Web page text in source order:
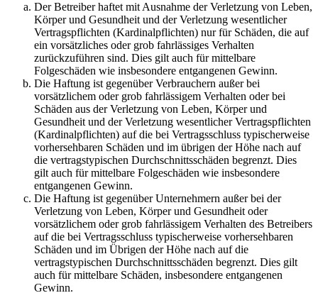
Der Betreiber haftet mit Ausnahme der Verletzung von Leben,
Körper und Gesundheit und der Verletzung wesentlicher
Vertragspflichten (Kardinalpflichten) nur für Schäden, die auf
ein vorsätzliches oder grob fahrlässiges Verhalten
zurückzuführen sind. Dies gilt auch für mittelbare
Folgeschäden wie insbesondere entgangenen Gewinn.
Die Haftung ist gegenüber Verbrauchern außer bei
vorsätzlichem oder grob fahrlässigem Verhalten oder bei
Schäden aus der Verletzung von Leben, Körper und
Gesundheit und der Verletzung wesentlicher Vertragspflichten
(Kardinalpflichten) auf die bei Vertragsschluss typischerweise
vorhersehbaren Schäden und im übrigen der Höhe nach auf
die vertragstypischen Durchschnittsschäden begrenzt. Dies
gilt auch für mittelbare Folgeschäden wie insbesondere
entgangenen Gewinn.
Die Haftung ist gegenüber Unternehmern außer bei der
Verletzung von Leben, Körper und Gesundheit oder
vorsätzlichem oder grob fahrlässigem Verhalten des Betreibers
auf die bei Vertragsschluss typischerweise vorhersehbaren
Schäden und im Übrigen der Höhe nach auf die
vertragstypischen Durchschnittsschäden begrenzt. Dies gilt
auch für mittelbare Schäden, insbesondere entgangenen
Gewinn.